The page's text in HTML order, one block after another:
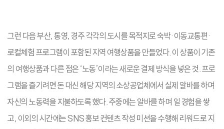
그런 다음 부산, 통영, 경주 각각의 도시를 목적지로 숙박·이동교통편·
로컬체험 프로그램이 포함된 지역 여행상품을 만들었다. 이 상품이 기존
의 여행상품과 다른 점은 ‘노동’이라는 새로운 결제 방식을 넣은 것. 프로
그램을 즐기려면 돈 대신 해당 지역의 소상공업체에서 실제 알바를 하며
자신의 노동력을 지불하도록 했다. 주중에는 알바를 하며 일 경험을 쌓
고, 이외의 시간에는 SNS 홍보 컨텐츠 작성 미션을 수행해 리워드로 지